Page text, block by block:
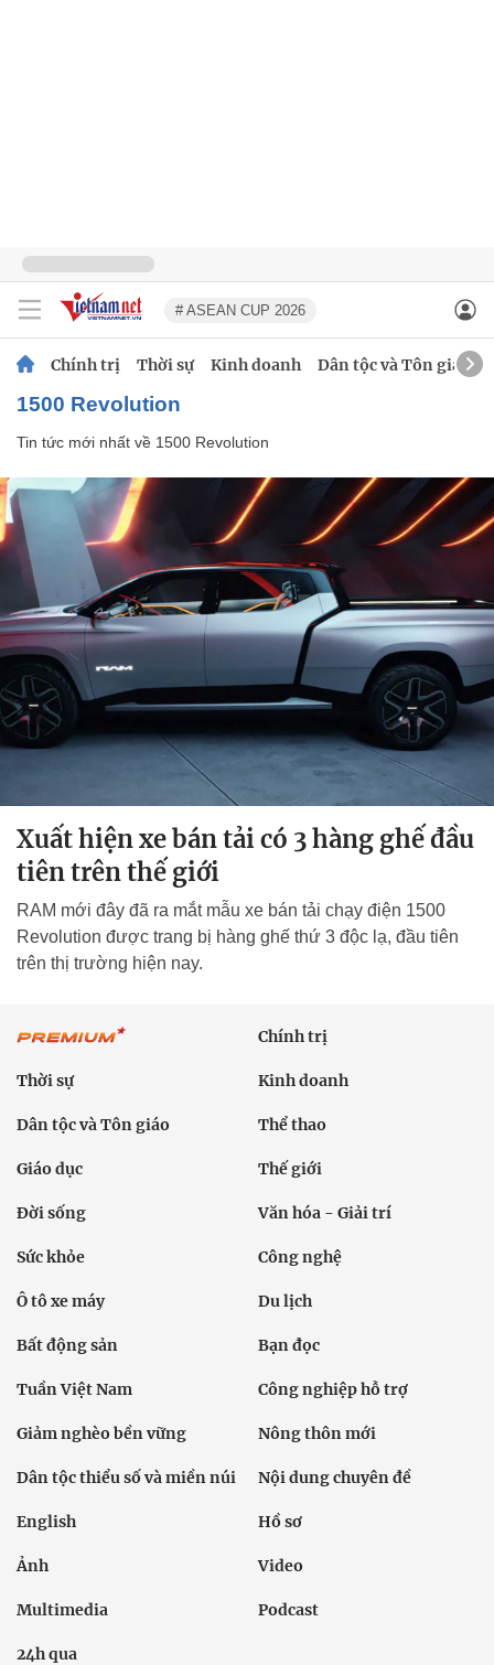
# ASEAN CUP 2026
Chính trị Thời sự Kinh doanh Dân tộc và Tôn giáo
1500 Revolution
Tin tức mới nhất về 1500 Revolution
Xuất hiện xe bán tải có 3 hàng ghế đầu
tiên trên thế giới
RAM mới đây đã ra mắt mẫu xe bán tải chạy điện 1500
Revolution được trang bị hàng ghế thứ 3 độc lạ, đầu tiên
trên thị trường hiện nay.
Chính trị
Thời sự Kinh doanh
Dân tộc và Tôn giáo Thể thao
Giáo dục Thế giới
Đời sống Văn hóa - Giải trí
Sức khỏe Công nghệ
Ô tô xe máy Du lịch
Bất động sản Bạn đọc
Tuần Việt Nam Công nghiệp hỗ trợ
Giảm nghèo bền vững Nông thôn mới
Dân tộc thiểu số và miền núi Nội dung chuyên đề
English Hồ sơ
Ảnh Video
Multimedia Podcast
24h qua